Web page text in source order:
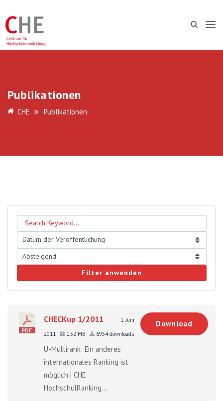
Publikationen
CHE Publikationen
Filter anwenden
CHECKup 1/2011
1. Juni
2011
1.52 MB 6954 downloads
U-Multirank: Ein anderes
internationales Ranking ist
möglich | CHE
HochschulRanking...
Download